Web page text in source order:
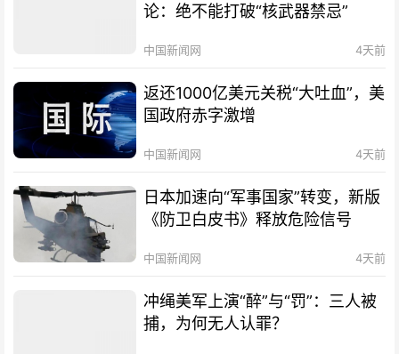
论：绝不能打破“核武器禁忌”
中国新闻网 4天前
返还1000亿美元关税“大吐血”，美
国政府赤字激增
中国新闻网 4天前
日本加速向“军事国家”转变，新版
《防卫白皮书》释放危险信号
中国新闻网 4天前
冲绳美军上演“醉”与“罚”：三人被
捕，为何无人认罪？